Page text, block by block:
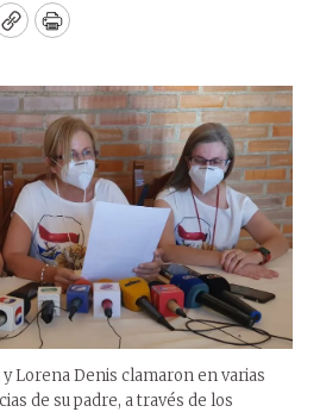
CopyPrint
Lorena Denis clamaron en varias
de su padre, a través de los